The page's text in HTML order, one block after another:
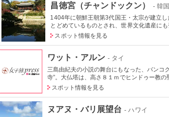
昌徳宮（チャンドックン） - 韓国
1404年に朝鮮王朝第3代国王・太宗が建立
とどめているものとされ、世界文化遺産に
スポット情報を見る
ワット・アルン - タイ
三島由紀夫の小説の舞台にもなった、バンコ
寺”。大仏塔は、高さ８１ｍでヒンドゥー教の
スポット情報を見る
ヌアヌ・バリ展望台 - ハワイ